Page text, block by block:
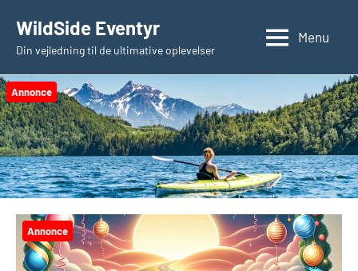
indhold
WildSide Eventyr
Din vejledning til de ultimative oplevelser
Menu
Annonce
Annonce